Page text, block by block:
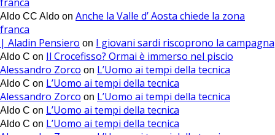
Aldo CC Aldo on Anche la Valle d’ Aosta chiede la zona
franca
| Aladin Pensiero on I giovani sardi riscoprono la campagna
Aldo C on Il Crocefisso? Ormai è immerso nel piscio
Alessandro Zorco on L’Uomo ai tempi della tecnica
Aldo C on L’Uomo ai tempi della tecnica
Alessandro Zorco on L’Uomo ai tempi della tecnica
Aldo C on L’Uomo ai tempi della tecnica
Aldo C on L’Uomo ai tempi della tecnica